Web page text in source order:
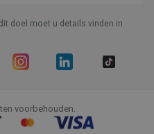
doel moet u details vinden in
voorbehouden.